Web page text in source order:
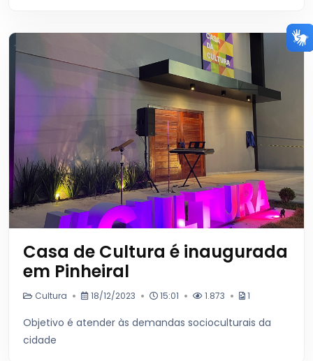
Casa de Cultura é inaugurada
em Pinheiral
Cultura 18/12/2023 15:01 1.873 1
Objetivo é atender às demandas socioculturais da
cidade